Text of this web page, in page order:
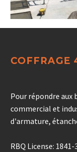
COFFRAGE
Pour répondre aux
commercial et
d'armature,
RBQ License: 1841-